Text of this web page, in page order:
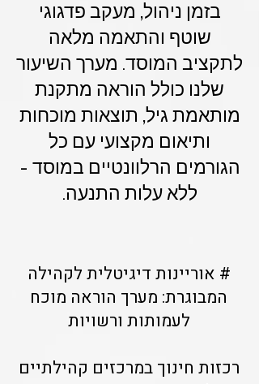
בזמן ניהול, מעקב פדגוגי
שוטף והתאמה מלאה
לתקציב המוסד. מערך השיעור
שלנו כולל הוראה מתקנת
מותאמת גיל, תוצאות מוכחות
ותיאום מקצועי עם כל
הגורמים הרלוונטיים במוסד -
ללא עלות התנעה.
# אוריינות דיגיטלית לקהילה
המבוגרת: מערך הוראה מוכח
לעמותות ורשויות
רכזות חינוך במרכזים קהילתיים